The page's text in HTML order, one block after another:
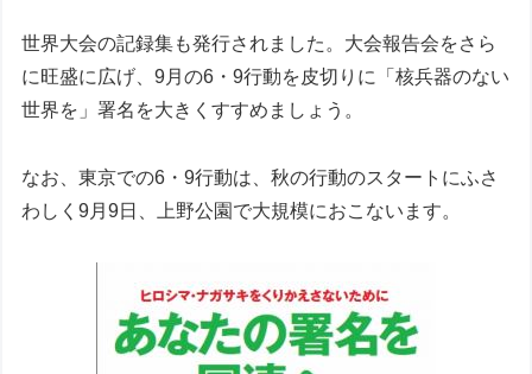
世界大会の記録集も発行されました。大会報告会をさら
に旺盛に広げ、9月の6・9行動を皮切りに「核兵器のない
世界を」署名を大きくすすめましょう。
なお、東京での6・9行動は、秋の行動のスタートにふさ
わしく9月9日、上野公園で大規模におこないます。